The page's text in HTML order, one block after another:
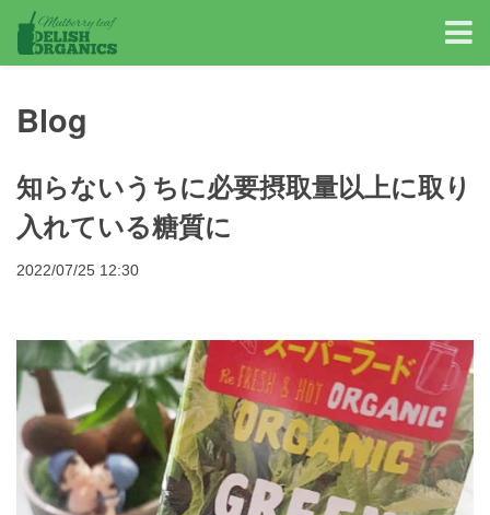
Blog
知らないうちに必要摂取量以上に取り
入れている糖質に
2022/07/25 12:30